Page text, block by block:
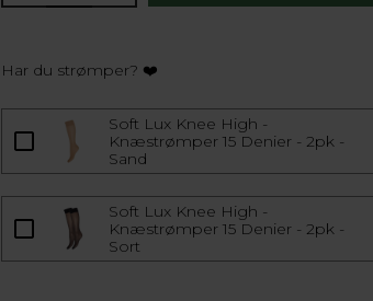
Har du strømper? ❤️
Soft Lux Knee High -
Knæstrømper 15 Denier - 2pk -
Sand
Soft Lux Knee High -
Knæstrømper 15 Denier - 2pk -
Sort